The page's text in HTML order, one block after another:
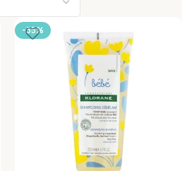
-35%